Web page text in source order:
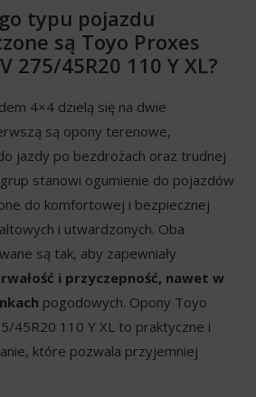
typu pojazdu
są Toyo Proxes
275/45R20 110 Y XL?
4×4 dzielą się na dwie
są opony terenowe,
jazdy po bezdrożach oraz trudnej
stanowi ogumienie do pojazdów
do komfortowej i bezpiecznej
i utwardzonych. Oba
są tak, aby zapewniały
i przyczepność, nawet w
pogodowych. Opony Toyo
45R20 110 Y XL to praktyczne i
które pozwala przyjemniej